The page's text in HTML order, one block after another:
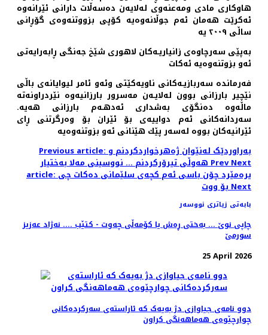
هاوکاری مادی ومەعنەوی لەلایەن دەسەڵات دارانی ئێرانەوە
ئەکرێت هەمان ئەم جوڵانەوەیە کۆپی بزووتنەوەی گۆڕانی
ساڵی ٢٠٠٩ یە
بەپێی سەرچاوەی زانیاریـەکان لاهوری شێخ جەنگی ڕابەرایەتی
ئەو بزوتنەوەیە ئەکات
فەرماندە سەربازیـەکانی ناویەكێتی وئەو ئامر لیوایانەی باڵی
نێچیر بارزانی بوون لەلایـەن مەسرور بارزانیەوە نێردراونەتە
ماڵەوە دەنگۆی بەشداری ئەدهـەم بارزانی هەیە.
سەردانەکانی ئەم دواییەی بۆ ئێران بۆ وەرگرتنی ڕای
ئێرانیەکان بووە لەسەر پێك هێنانی ئەو بزوتنەوەیە
Previous article: بەراوردێک لەنێوان ژەهرخواردکردنم و
هەوڵی تیرۆرکردنم ... نووسینی مەلا بەختیارPrevNext
article: یرەمێرد چۆن باسی ئەم كچەی سلێمانی دەكات چی
بۆ ووتNext
بابەتی زیاتری نووسەر
چاپی نوێ ... بەختی ڕەش یا کۆمەڵی چەوت - کتێب .... نەژاد عەزیز
سورمێ
25 April 2026
دوو نامەی جیاوازی دژ بەیەک کە ئاراستەی سەرکردەکانی
چوارچێوەی هەماهەنگی کراون